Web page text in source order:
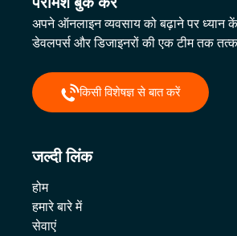
अपने ऑनलाइन व्यवसाय को बढ़ाने पर ध्यान
डेवलपर्स और डिजाइनरों की एक टीम तक
किसी विशेषज्ञ से बात करें
जल्दी लिंक
होम
हमारे बारे में
सेवाएं